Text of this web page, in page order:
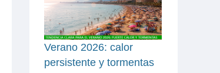
Verano 2026: calor
persistente y tormentas